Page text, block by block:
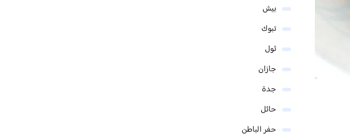
بيش
تبوك
ثول
جازان
جدة
حائل
حفر الباطن